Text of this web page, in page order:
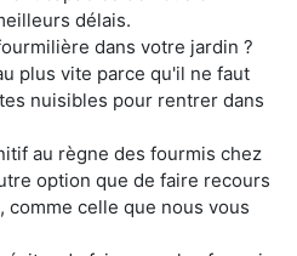
délais.
dans votre jardin ?
plus vite parce qu'il ne faut
nuisibles pour rentrer dans
au règne des fourmis chez
option que de faire recours
celle que nous vous